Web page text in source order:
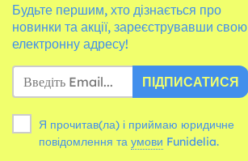
Будьте першим, хто дізнається про
новинки та акції, зареєструвавши свою
електронну адресу!
ПІДПИСАТИСЯ
Я прочитав(ла) і приймаю юридичне
повідомлення та умови Funidelia.